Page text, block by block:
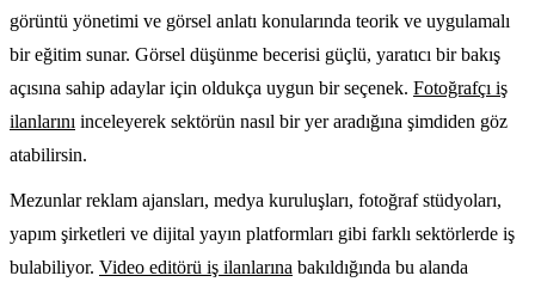
görüntü yönetimi ve görsel anlatı konularında teorik ve uygulamalı
bir eğitim sunar. Görsel düşünme becerisi güçlü, yaratıcı bir bakış
açısına sahip adaylar için oldukça uygun bir seçenek. Fotoğrafçı iş
ilanlarını inceleyerek sektörün nasıl bir yer aradığına şimdiden göz
atabilirsin.
Mezunlar reklam ajansları, medya kuruluşları, fotoğraf stüdyoları,
yapım şirketleri ve dijital yayın platformları gibi farklı sektörlerde iş
bulabiliyor. Video editörü iş ilanlarına bakıldığında bu alanda